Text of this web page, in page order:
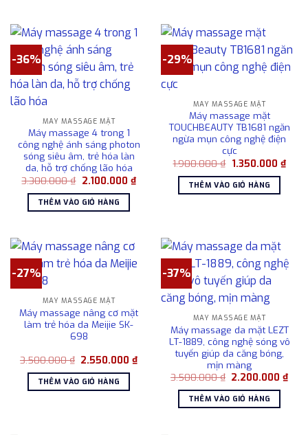
-36%
MÁY MASSAGE MẶT
Máy massage 4 trong 1
công nghệ ánh sáng photon
sóng siêu âm, trẻ hóa làn
da, hỗ trợ chống lão hóa
3.300.000₫ Giá
là:
3.300.000 ₫.
2.100.000 ₫Giá
hiện
THÊM VÀO GIỎ HÀNG
-29%
MÁY MASSAGE MẶT
Máy massage mặt
TOUCHBEAUTY TB1681 ngăn
ngừa mụn công nghệ điện
cực
1.900.000₫ Giá
là:
1.900.000 ₫.
1.350.000 ₫Giá
hiện
THÊM VÀO GIỎ HÀNG
-27%
MÁY MASSAGE MẶT
Máy massage nâng cơ mặt
làm trẻ hóa da Meijie SK-
698
3.500.000₫ Giá
là:
3.500.000 ₫.
2.550.000₫Giá
hiện
2.550.000 ₫.
THÊM VÀO GIỎ HÀNG
-37%
MÁY MASSAGE MẶT
Máy massage da mặt LEZT
LT-1889, công nghệ sóng vô
tuyến giúp da căng bóng,
mịn màng
3.500.000₫ Giá
là:
3.500.000 ₫.
2.200.000₫Giá
hiện
THÊM VÀO GIỎ HÀNG